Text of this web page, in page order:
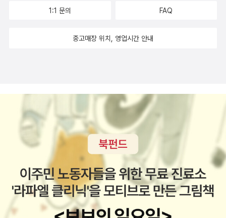
분이었습니다. 결국 이것은 매큐언의 영리한 글쓰기의 한 장면이라고
마치 아내의 부적절한 정부들을 세상에서 지워버리는 것처럼 구는 행
쉽게 부정할 수 없을 겁니다. 사회적인 승리에 도취되어, 자신의 삶을
객관적으로 바라보지 못하거나 심지어 그런 승리감에 부적절한 행동
을 일삼는 것은 아마도 개인적 나약함과는 그저 거리가 멀다고 볼 수
있겠는데요. 매큐언은 바로 자신의 이 작품에서 마치 커다란 복지와
사회적 지원의 수혜를 받으며 성장한 68세대가 결국 뒤이어 등장한
마거릿 대처에 적절히 대항하지 않고, 점차 기득권에 안착했으며 그
런 과정에서 스스로 도덕적 기준과 보편성을 상실하게 되었다는 점을
증언하고 있었습니다. 이는 그저 전문직이라는 이유와 고위 직업군의
흔히 남성 위주로 다뤄진 주제를 여성의 관점에서 바라본다는 점 또
전쟁의 여성들이다. '호메로스의 서사시 「일리아스 」와 「오딧세이아 」
뤄지지 않은 여성 캐릭터들의 영웅성과 서사성에 주목해 이 전쟁의
진정한 참상'을 그려낸다. 트로이아 전쟁이 무려 10 년간 이어진 참혹
한 장기전이었는데 전쟁의 소용돌이에 휘말린 것이 정녕 남성들만의
문제였을까. 아닐 것이다. 사실과 허구 사이에서 어떤 이야기를 풀어
내고 있을지 궁금하다. <아내. 세 자매>는 안톤 체호프의 주요 작품
두 편을 엮은 선집이다. 「아내」는 '러시아 대기근 시기에 농민 구제 사
업을 펼치려는 주인공을 내세워 어떻게 사람답게 살 것인가를 질문한
다. 희곡「세 자매」는 체호프의 4대 장막극 중 하나로, 이상을 꿈꾸지
만 무엇 하나 이루지 못하고 삶을 그저 인내하는 세 자매의 이야기를
이 작품을 먼저 읽어도 괜찮겠지. 앤터니 비버, <베를린 함락 1945>
고서는 사기를 미루고 있었는데(책 가격의 압박!), 아니, 리뷰대회 한
아해서 그의 저작을 열심히 읽던 때가 있었다(넘나 똑똑한 이 사람!).
그러다 안 읽고 있던 사이 이런 책이 나와버렸었네? 이런이런..... <언
어와 상징권력>과 이 책 중 뭘 먼저 읽을까 하다가 이 책부터 읽기로.
이 책 다 읽으면 <언어와 상징권력>도 사야지. 미셸 푸코, <감옥의
대안- 미셸 푸코의 미공개 강연록>푸코는 <감시와 처벌>이 출간된
다음 해인 1976년, 몬트리올대학교에서 ‘감옥의 대안’을 주제로 강
연했다. 대중에 널리 알려지지 않았던 이 강연의 녹취본을 편집한 것
이 바로 이 책. 사라 채니, <나는 정상인가- 평균에 대한 집착이 낳은
오류와 차별들>나는 스스로 내가 정상이 아니라고 생각하는데 사람
1:1 문의 FAQ
중고매장 위치, 영업시간 안내